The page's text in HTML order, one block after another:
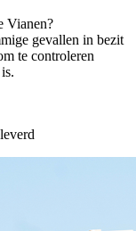
Vianen?
gevallen in bezit
te controleren